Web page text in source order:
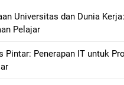
Universitas dan Dunia
Pelajar
Pintar: Penerapan IT untuk